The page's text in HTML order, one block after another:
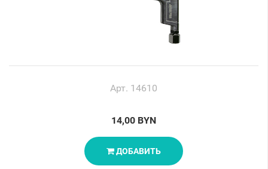
Арт. 14610
14,00 BYN
ДОБАВИТЬ